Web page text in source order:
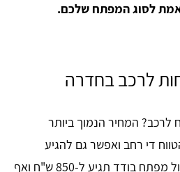
לסוג המפתח שלכם.
לרכב בחדרה
המחיר הנמוך ביותר
ש"ח אך הטווח די רחב ואפשר גם להגיע
למקרים בהם העלות לשכפול מפתח בודד תגיע ל-850 ש"ח ואף